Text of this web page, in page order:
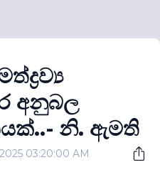
අනුබල
නි. ඇමති
03:20:00 AM